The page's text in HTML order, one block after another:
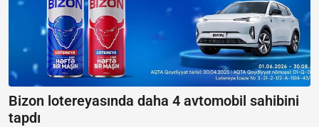
Bizon lotereyasında daha 4 avtomobil sahibini
tapdı